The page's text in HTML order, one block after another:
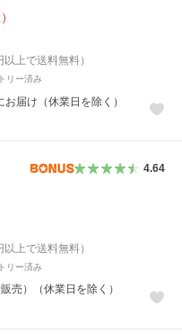
以上で送料無料）
リー済み
届け（休業日を除く）
4.64
以上で送料無料）
リー済み
売）（休業日を除く）